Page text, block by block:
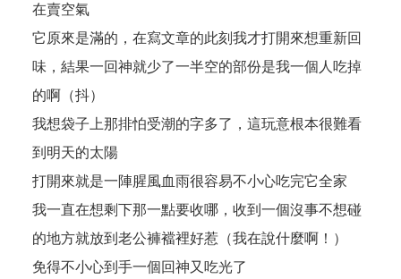
在賣空氣
它原來是滿的，在寫文章的此刻我才打開來想重新回
味，結果一回神就少了一半空的部份是我一個人吃掉
的啊（抖）
我想袋子上那排怕受潮的字多了，這玩意根本很難看
到明天的太陽
打開來就是一陣腥風血雨很容易不小心吃完它全家
我一直在想剩下那一點要收哪，收到一個沒事不想碰
的地方就放到老公褲襠裡好惹（我在說什麼啊！）
免得不小心到手一個回神又吃光了